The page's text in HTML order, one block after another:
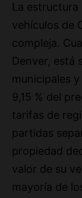
La
vehículos de
compleja.
Denver, está
municipales
9,15 % del
tarifas de
partidas
propiedad
valor de su
mayoría de